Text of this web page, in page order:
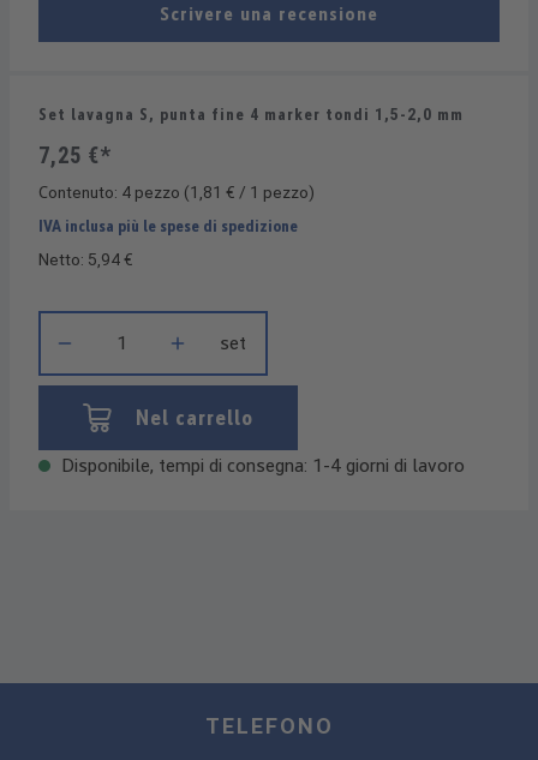
Scrivere una recensione
Set lavagna S, punta fine 4 marker tondi 1,5-2,0 mm
7,25 €*
Contenuto: 4 pezzo (1,81 € / 1 pezzo)
IVA inclusa più le spese di spedizione
Netto: 5,94 €
set
Nel carrello
Disponibile, tempi di consegna: 1-4 giorni di lavoro
TELEFONO